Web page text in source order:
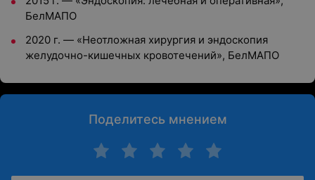
БелМАПО
2020 г. — «Неотложная хирургия и эндоскопия
желудочно-кишечных кровотечений», БелМАПО
Поделитесь мнением